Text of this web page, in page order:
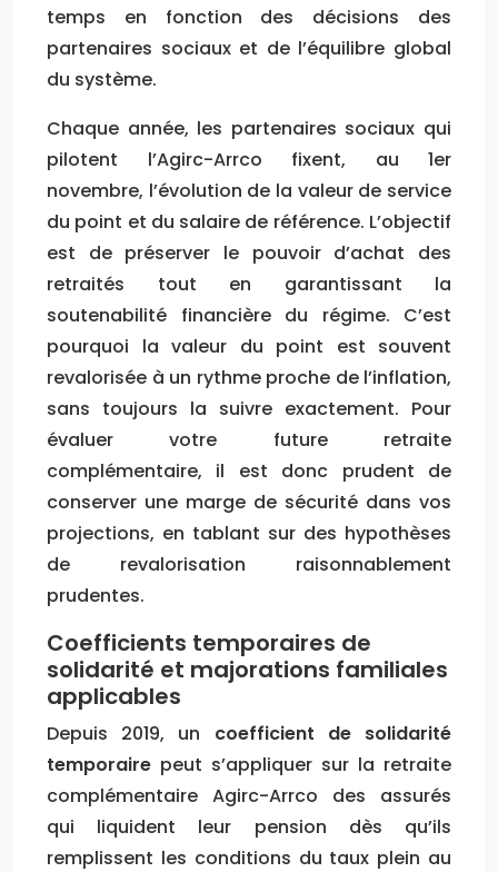
temps en fonction des décisions des
partenaires sociaux et de l’équilibre global
du système.
Chaque année, les partenaires sociaux qui
pilotent l’Agirc-Arrco fixent, au 1er
novembre, l’évolution de la valeur de service
du point et du salaire de référence. L’objectif
est de préserver le pouvoir d’achat des
retraités tout en garantissant la
soutenabilité financière du régime. C’est
pourquoi la valeur du point est souvent
revalorisée à un rythme proche de l’inflation,
sans toujours la suivre exactement. Pour
évaluer votre future retraite
complémentaire, il est donc prudent de
conserver une marge de sécurité dans vos
projections, en tablant sur des hypothèses
de revalorisation raisonnablement
prudentes.
Coefficients temporaires de
solidarité et majorations familiales
applicables
Depuis 2019, un coefficient de solidarité
temporaire peut s’appliquer sur la retraite
complémentaire Agirc-Arrco des assurés
qui liquident leur pension dès qu’ils
remplissent les conditions du taux plein au